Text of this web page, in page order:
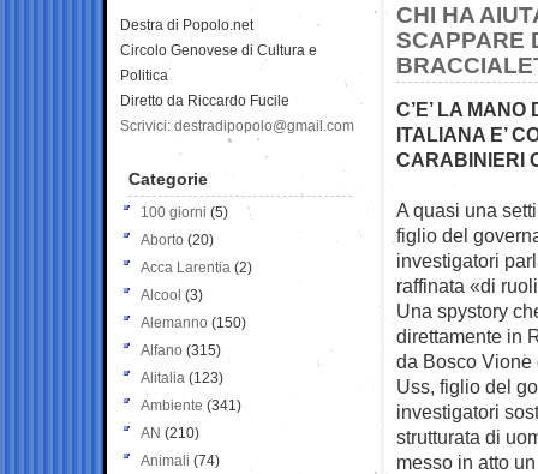
CHI HA
SCAPPARE
C’E’ LA
ITALIANA E’
CARABINIERI
A quasi una
figlio del
investigatori
raffinata «di
Una spystory
direttamente in
da Bosco Vione
Uss, figlio del
investigatori
strutturata di
messo in atto
Destra di Popolo.net
Circolo Genovese di Cultura e
Politica
Diretto da Riccardo Fucile
Scrivici: destradipopolo@gmail.com
Categorie
100 giorni (5)
Aborto (20)
Acca Larentia (2)
Alcool (3)
Alemanno (150)
Alfano (315)
Alitalia (123)
Ambiente (341)
AN (210)
Animali (74)